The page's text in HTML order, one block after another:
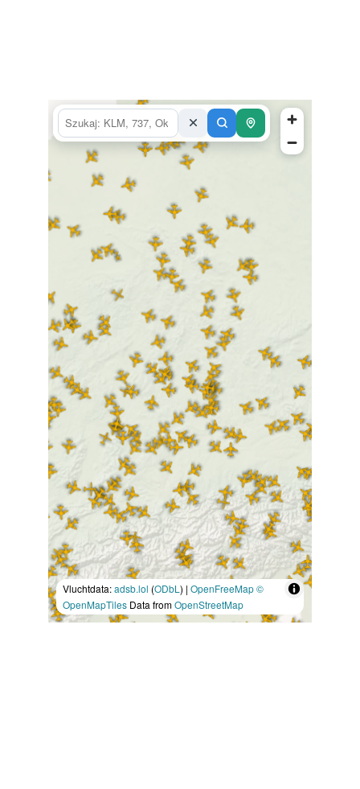
Vluchtdata:adsb.lol (ODbL ) | OpenFreeMap©
OpenMapTiles Data fromOpenStreetMap